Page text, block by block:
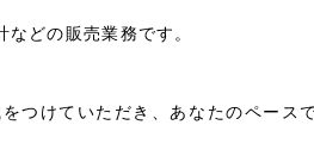
どの販売業務です。
つけていただき、あなたのペース